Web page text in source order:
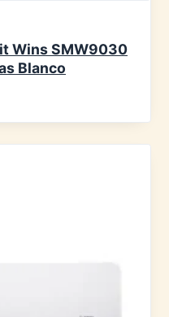
Wins SMW9030
Blanco